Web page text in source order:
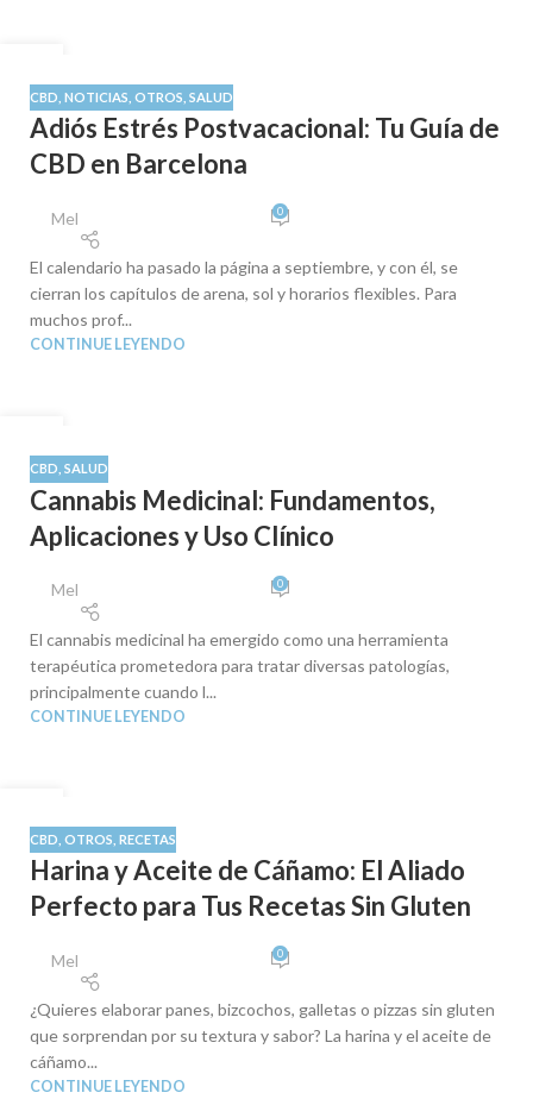
SEP
CBD NOTICIAS OTROS SALUD
Adiós Estrés Postvacacional: Tu Guía de
CBD en Barcelona
Mel 0
El calendario ha pasado la página a septiembre, y con él, se
cierran los capítulos de arena, sol y horarios flexibles. Para
muchos prof...
CONTINUE LEYENDO
SEP
CBD SALUD
Cannabis Medicinal: Fundamentos,
Aplicaciones y Uso Clínico
Mel 0
El cannabis medicinal ha emergido como una herramienta
terapéutica prometedora para tratar diversas patologías,
principalmente cuando l...
CONTINUE LEYENDO
SEP
CBD OTROS RECETAS
Harina y Aceite de Cáñamo: El Aliado
Perfecto para Tus Recetas Sin Gluten
Mel 0
¿Quieres elaborar panes, bizcochos, galletas o pizzas sin gluten
que sorprendan por su textura y sabor? La harina y el aceite de
cáñamo...
CONTINUE LEYENDO